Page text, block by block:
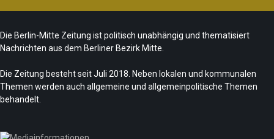
zeitgemäß?
CSD-Anschlag: Trauer und politische
Folgerungen
music
Team/Redaktion 21. Juni 2026
„Les Amoureuses“ zur Fête de la Musique
Die Berlin-Mitte Zeitung ist politisch unabhängig und thematisiert
Nachrichten aus dem Berliner Bezirk Mitte.
Die Zeitung besteht seit Juli 2018. Neben lokalen und kommunalen
Themen werden auch allgemeine und allgemeinpolitische Themen
behandelt.